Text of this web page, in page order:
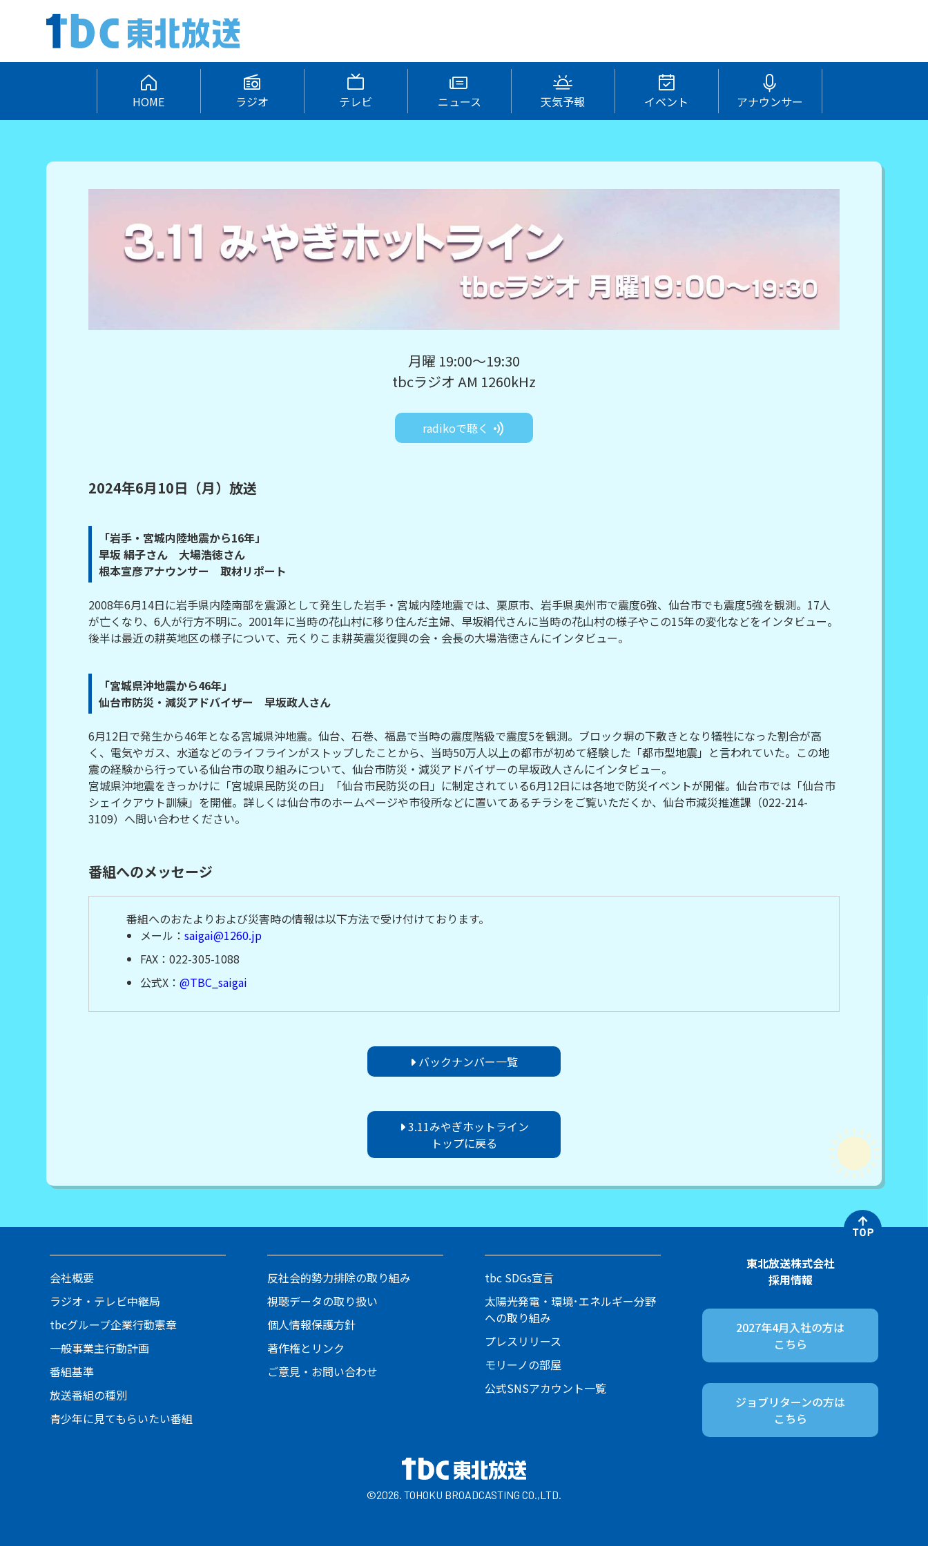
HOME ラジオ テレビ ニュース 天気予報 イベント アナウンサー
月曜 19:00～19:30
tbcラジオ AM 1260kHz
radikoで聴く
2024年6月10日（月）放送
「岩手・宮城内陸地震から16年」
早坂 絹子さん 大場浩徳さん
根本宣彦アナウンサー 取材リポート
2008年6月14日に岩手県内陸南部を震源として発生した岩手・宮城内陸地震では、栗原市、岩手県奥州市で震度6強、仙台市でも震度5強を観測。17人
が亡くなり、6人が行方不明に。2001年に当時の花山村に移り住んだ主婦、早坂絹代さんに当時の花山村の様子やこの15年の変化などをインタビュー。
後半は最近の耕英地区の様子について、元くりこま耕英震災復興の会・会長の大場浩徳さんにインタビュー。
「宮城県沖地震から46年」
仙台市防災・減災アドバイザー 早坂政人さん
6月12日で発生から46年となる宮城県沖地震。仙台、石巻、福島で当時の震度階級で震度5を観測。ブロック塀の下敷きとなり犠牲になった割合が高
く、電気やガス、水道などのライフラインがストップしたことから、当時50万人以上の都市が初めて経験した「都市型地震」と言われていた。この地
震の経験から行っている仙台市の取り組みについて、仙台市防災・減災アドバイザーの早坂政人さんにインタビュー。
宮城県沖地震をきっかけに「宮城県民防災の日」「仙台市民防災の日」に制定されている6月12日には各地で防災イベントが開催。仙台市では「仙台市
シェイクアウト訓練」を開催。詳しくは仙台市のホームページや市役所などに置いてあるチラシをご覧いただくか、仙台市減災推進課（022-214-
3109）へ問い合わせください。
番組へのメッセージ
番組へのおたよりおよび災害時の情報は以下方法で受け付けております。
メール：saigai@1260.jp
FAX：022-305-1088
公式X：@TBC_saigai
バックナンバー一覧
3.11みやぎホットライン
トップに戻る
会社概要
ラジオ・テレビ中継局
tbcグループ企業行動憲章
一般事業主行動計画
番組基準
放送番組の種別
青少年に見てもらいたい番組
反社会的勢力排除の取り組み
視聴データの取り扱い
個人情報保護方針
著作権とリンク
ご意見・お問い合わせ
tbc SDGs宣言
太陽光発電・環境･エネルギー分野
への取り組み
プレスリリース
モリーノの部屋
公式SNSアカウント一覧
東北放送株式会社
採用情報
2027年4月入社の方は
こちら
ジョブリターンの方は
こちら
©2026. TOHOKU BROADCASTING CO.,LTD.